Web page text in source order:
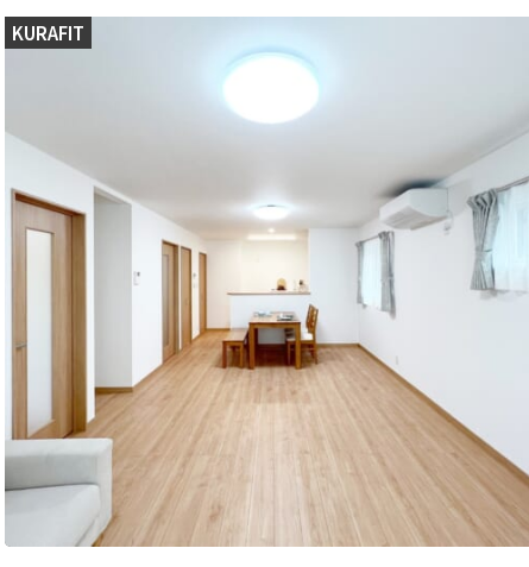
KURAFIT